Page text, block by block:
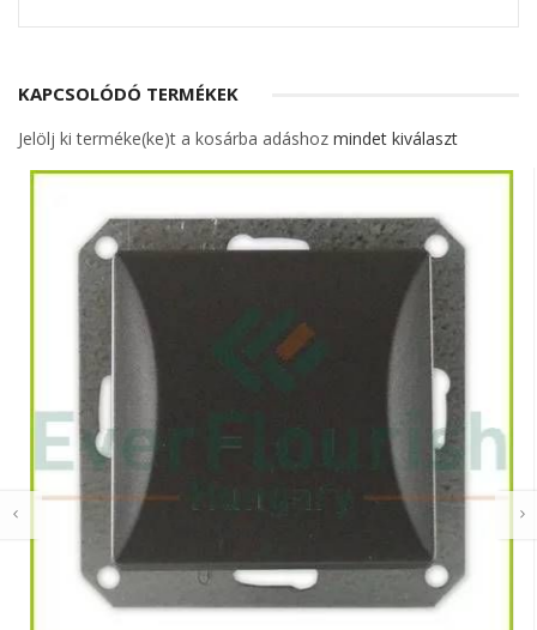
KAPCSOLÓDÓ TERMÉKEK
Jelölj ki terméke(ke)t a kosárba adáshoz mindet kiválaszt